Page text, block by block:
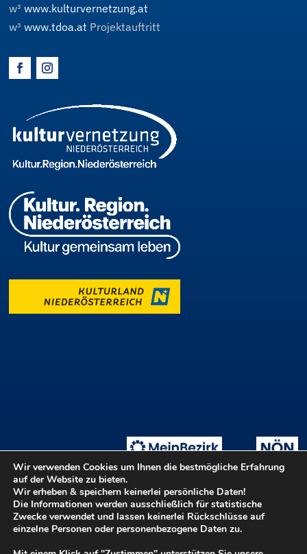
w³www.kulturvernetzung.at
w³www.tdoa.at Projektauftritt
Tage der offenen Ateliers Teilnahmebedingungen
Login ::
Hilfe Kontakt
Barrierefreiheit
Wir verwenden Cookies um Ihnen die bestmögliche Erfahrung
auf der Website zu bieten.
Wir erheben & speichern keinerlei persönliche Daten!
Die Informationen werden ausschließlich für statistische
Zwecke verwendet und lassen keinerlei Rückschlüsse auf
einzelne Personen oder personenbezogene Daten zu.